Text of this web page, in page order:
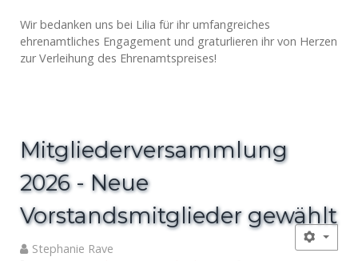
Wir bedanken uns bei Lilia für ihr umfangreiches
ehrenamtliches Engagement und graturlieren ihr von Herzen
zur Verleihung des Ehrenamtspreises!
Mitgliederversammlung
2026 - Neue
Vorstandsmitglieder gewählt
Stephanie Rave